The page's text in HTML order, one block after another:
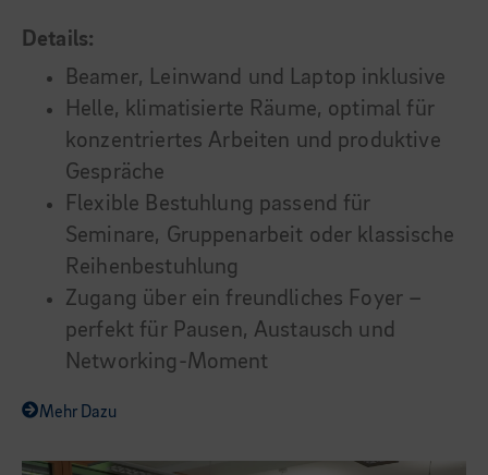
Details:
Beamer, Leinwand und Laptop inklusive
Helle, klimatisierte Räume, optimal für
konzentriertes Arbeiten und produktive
Gespräche
Flexible Bestuhlung passend für
Seminare, Gruppenarbeit oder klassische
Reihenbestuhlung
Zugang über ein freundliches Foyer –
perfekt für Pausen, Austausch und
Networking-Moment
Mehr Dazu